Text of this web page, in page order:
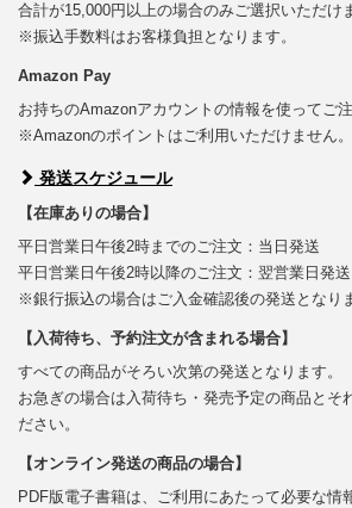
合計が15,000円以上の場合のみご選択いただけ
※振込手数料はお客様負担となります。
Amazon Pay
お持ちのAmazonアカウントの情報を使ってご
※Amazonのポイントはご利用いただけません。
発送スケジュール
【在庫ありの場合】
平日営業日午後2時までのご注文：当日発送
平日営業日午後2時以降のご注文：翌営業日発送
※銀行振込の場合はご入金確認後の発送となり
【入荷待ち、予約注文が含まれる場合】
すべての商品がそろい次第の発送となります。
お急ぎの場合は入荷待ち・発売予定の商品とそ
ださい。
【オンライン発送の商品の場合】
PDF版電子書籍は、ご利用にあたって必要な情